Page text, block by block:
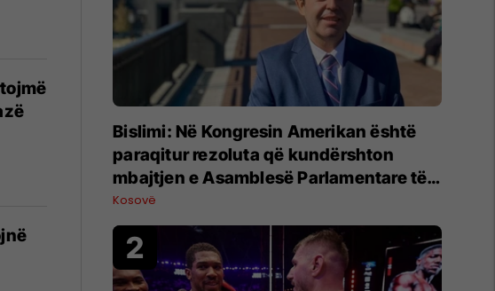
Bislimi: Në Kongresin Amerikan është
paraqitur rezoluta që kundërshton
mbajtjen e Asamblesë Parlamentare të
OSBE-së në Beograd
Kosovë